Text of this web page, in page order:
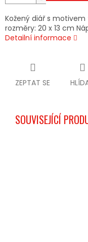
Kožený diář s
rozměry: 20 x 13 cm
Detailní informace
ZEPTAT SE
SOUVISEJÍCÍ